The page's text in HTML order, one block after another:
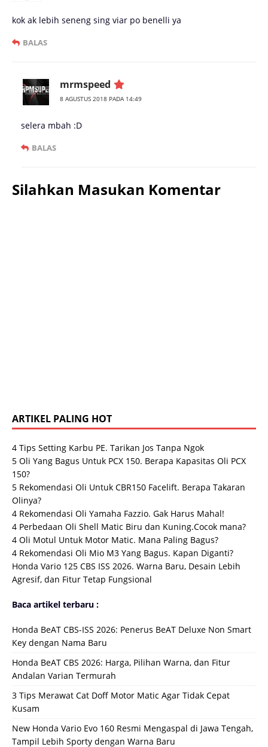
kok ak lebih seneng sing viar po benelli ya
BALAS
mrmspeed
8 AGUSTUS 2018 PADA 14:49
selera mbah :D
BALAS
Silahkan Masukan Komentar
ARTIKEL PALING HOT
4 Tips Setting Karbu PE. Tarikan Jos Tanpa Ngok
5 Oli Yang Bagus Untuk PCX 150. Berapa Kapasitas Oli PCX
150?
5 Rekomendasi Oli Untuk CBR150 Facelift. Berapa Takaran
Olinya?
4 Rekomendasi Oli Yamaha Fazzio. Gak Harus Mahal!
4 Perbedaan Oli Shell Matic Biru dan Kuning.Cocok mana?
4 Oli Motul Untuk Motor Matic. Mana Paling Bagus?
4 Rekomendasi Oli Mio M3 Yang Bagus. Kapan Diganti?
Honda Vario 125 CBS ISS 2026. Warna Baru, Desain Lebih
Agresif, dan Fitur Tetap Fungsional
Baca artikel terbaru :
Honda BeAT CBS-ISS 2026: Penerus BeAT Deluxe Non Smart
Key dengan Nama Baru
Honda BeAT CBS 2026: Harga, Pilihan Warna, dan Fitur
Andalan Varian Termurah
3 Tips Merawat Cat Doff Motor Matic Agar Tidak Cepat
Kusam
New Honda Vario Evo 160 Resmi Mengaspal di Jawa Tengah,
Tampil Lebih Sporty dengan Warna Baru